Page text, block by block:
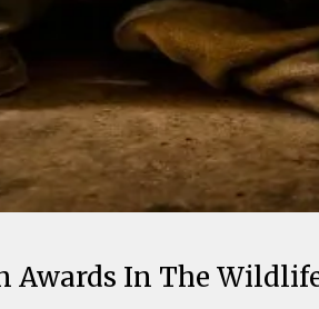
Awards In The